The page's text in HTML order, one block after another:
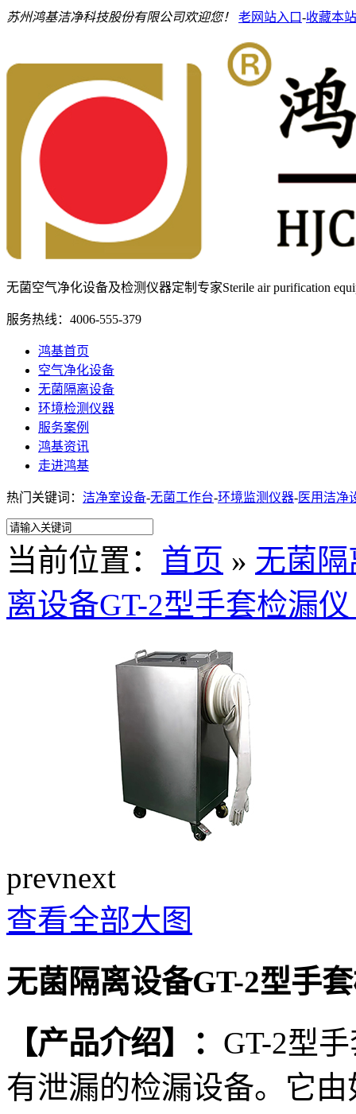
苏州鸿基洁净科技股份有限公司欢迎您！ 老网站入口-收藏本站
无菌空气净化设备及检测仪器定制专家Sterile air purification
服务热线： 4006-555-379
鸿基首页
空气净化设备
无菌隔离设备
环境检测仪器
服务案例
鸿基资讯
走进鸿基
热门关键词： 洁净室设备-无菌工作台-环境监测仪器-医用洁净
当前位置： 首页 » 无菌
离设备GT-2型手套检漏
prevnext
查看全部大图
无菌隔离设备GT-2型手
【产品介绍】： GT-2型
有泄漏的检漏设备。它